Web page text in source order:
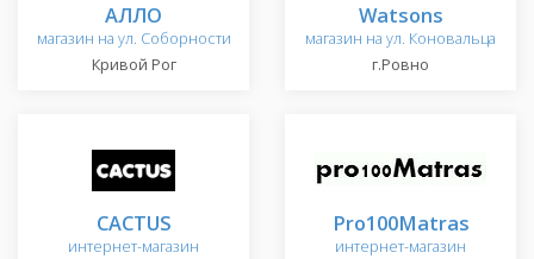
АЛЛО
магазин на ул. Соборности
Кривой Рог
Watsons
магазин на ул. Коновальца
г.Ровно
CACTUS
интернет-магазин
Pro100Matras
интернет-магазин